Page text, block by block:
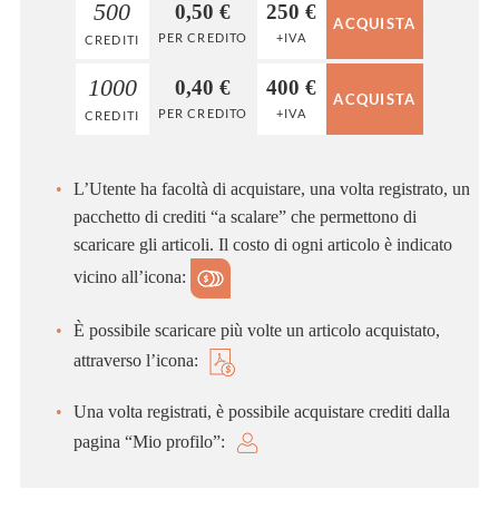
500
CREDITI
0,50 €
PER CREDITO
250 €
+IVA
1000
CREDITI
0,40 €
PER CREDITO
400 €
+IVA
L’Utente ha facoltà di acquistare, una volta registrato, un
pacchetto di crediti “a scalare” che permettono di
scaricare gli articoli. Il costo di ogni articolo è indicato
vicino all’icona:
È possibile scaricare più volte un articolo acquistato,
attraverso l’icona:
Una volta registrati, è possibile acquistare crediti dalla
pagina “Mio profilo”: